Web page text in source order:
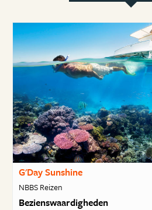
G'Day Sunshine
NBBS Reizen
Bezienswaardigheden